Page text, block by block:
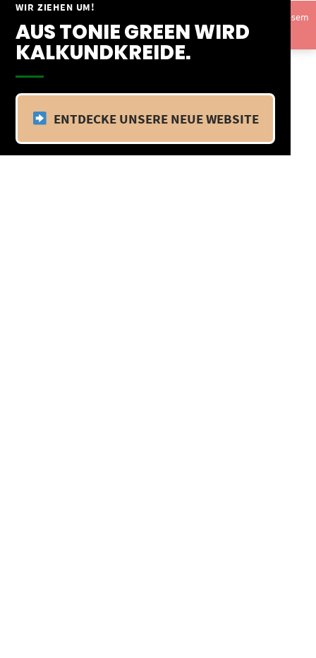
WIR ZIEHEN UM!
AUS TONIE GREEN WIRD
KALKUNDKREIDE.
ENTDECKE UNSERE NEUE WEBSITE
Springe
Inhalt
Vom 09.04.25 - 20.04.25 befinden wir uns im Betriebsurlaub. In diesem
Zeitraum findet kein Versand statt.Ausblenden